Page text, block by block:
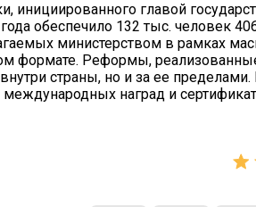
инициированного главой
обеспечило 132 тыс. человек
министерством в рамках
формате. Реформы,
страны, но и за ее пределами.
наград и